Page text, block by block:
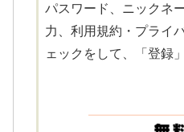
パスワード、ニックネ
力、利用規約・プライ
ェックをして、「登録